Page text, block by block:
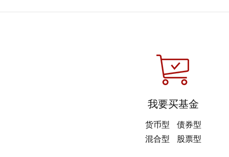
我要买基金
货币型
债券型
混合型
股票型